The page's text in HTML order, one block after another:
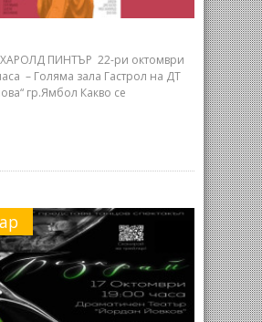
ХАРОЛД ПИНТЪР 22-ри октомври
– Голяма зала Гастрол на ДТ
гр.Ямбол Какво се